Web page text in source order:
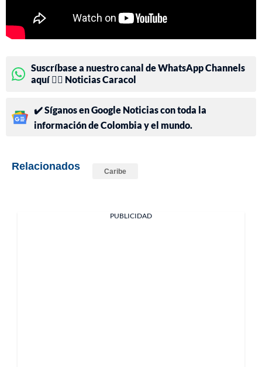
Suscríbase a nuestro canal de WhatsApp Channels
aquí 👉🏻 Noticias Caracol
✔️ Síganos en Google Noticias con toda la
información de Colombia y el mundo.
Relacionados Caribe
PUBLICIDAD